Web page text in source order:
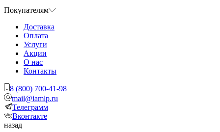
Покупателям
Доставка
Оплата
Услуги
Акции
О нас
Контакты
8 (800) 700-41-98
mail@iamlp.ru
Телеграмм
Вконтакте
назад